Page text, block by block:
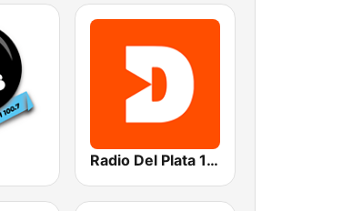
Radio Del Plata 1030 AM